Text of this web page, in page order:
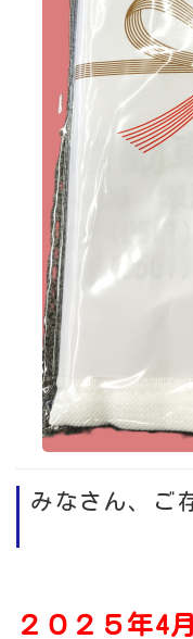
みなさん、ご
２０２５年4